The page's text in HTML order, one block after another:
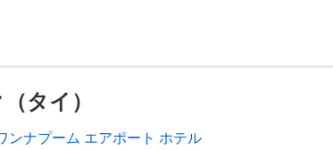
タイ）
ンナプーム エアポート ホテル